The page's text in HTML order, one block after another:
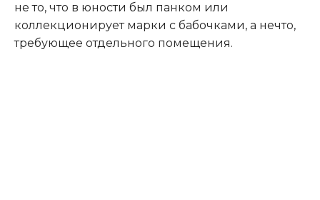
не то, что в юности был панком или
коллекционирует марки с бабочками, а нечто,
требующее отдельного помещения.